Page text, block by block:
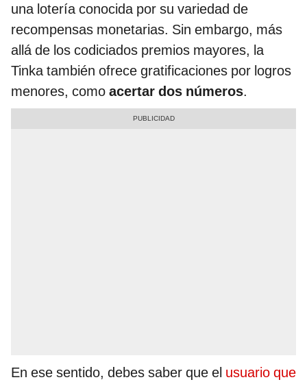
una lotería conocida por su variedad de
recompensas monetarias. Sin embargo, más
allá de los codiciados premios mayores, la
Tinka también ofrece gratificaciones por logros
menores, como acertar dos números.
En ese sentido, debes saber que el usuario que